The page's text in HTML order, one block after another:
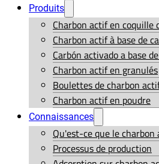
Produits
Charbon actif en coquille
Charbon actif à base de
Carbón activado a base
Charbon actif en granulés
Boulettes de charbon
Charbon actif en poudre
Connaissances
Qu'est-ce que le charbon
Processus de production